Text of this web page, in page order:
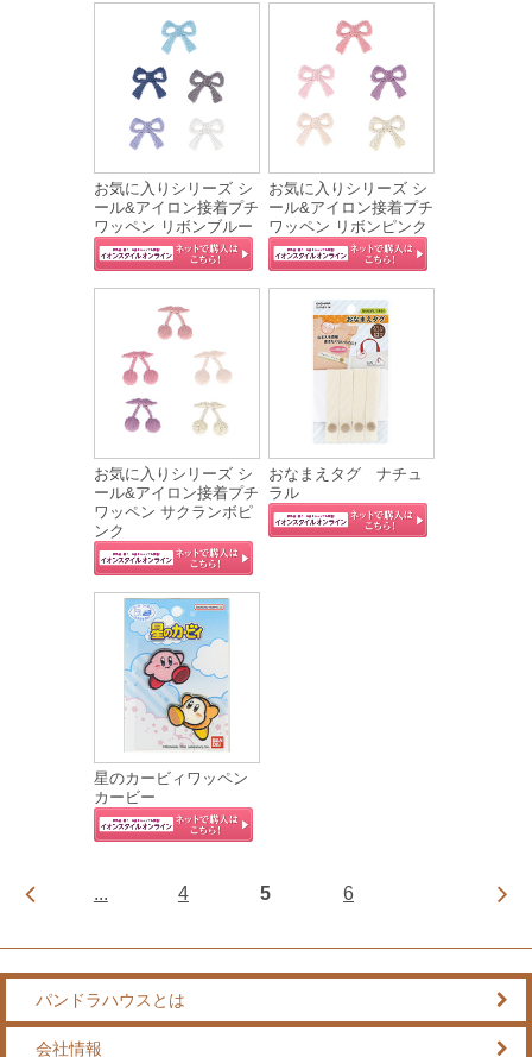
お気に入りシリーズ シ
ール&アイロン接着プチ
ワッペン リボンブルー
お気に入りシリーズ シ
ール&アイロン接着プチ
ワッペン リボンピンク
お気に入りシリーズ シ
ール&アイロン接着プチ
ワッペン サクランボピ
ンク
おなまえタグ ナチュ
ラル
星のカービィワッペン
カービー
... 4 5 6
パンドラハウスとは
会社情報